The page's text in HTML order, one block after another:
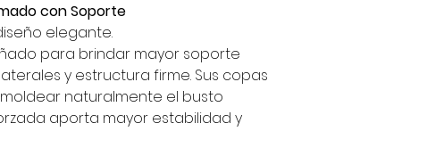
con Soporte
elegante.
para brindar mayor soporte
y estructura firme. Sus copas
naturalmente el busto
aporta mayor estabilidad y